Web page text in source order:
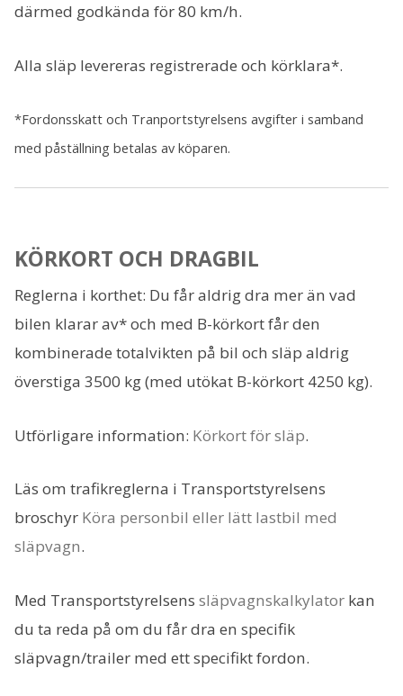
därmed godkända för 80 km/h.
Alla släp levereras registrerade och körklara*.
*Fordonsskatt och Tranportstyrelsens avgifter i samband
med påställning betalas av köparen.
KÖRKORT OCH DRAGBIL
Reglerna i korthet: Du får aldrig dra mer än vad
bilen klarar av* och med B-körkort får den
kombinerade totalvikten på bil och släp aldrig
överstiga 3500 kg (med utökat B-körkort 4250 kg).
Utförligare information: Körkort för släp.
Läs om trafikreglerna i Transportstyrelsens
broschyr Köra personbil eller lätt lastbil med
släpvagn.
Med Transportstyrelsens släpvagnskalkylator kan
du ta reda på om du får dra en specifik
släpvagn/trailer med ett specifikt fordon.